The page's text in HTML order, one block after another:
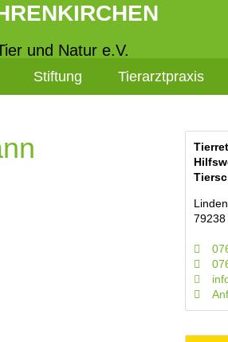
und Natur e.V.
Stiftung Tierarztpraxis
79238